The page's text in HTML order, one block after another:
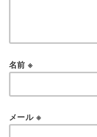
名前※
メール ※